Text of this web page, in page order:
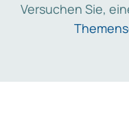
Versuchen Sie,